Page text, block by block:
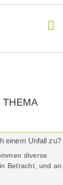
THEMA
einem Unfall zu?
diverse
Betracht, und